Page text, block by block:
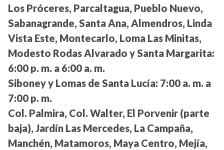
Los Próceres, Parcaltagua, Pueblo Nuevo,
Sabanagrande, Santa Ana, Almendros, Linda
Vista Este, Montecarlo, Loma Las Minitas,
Modesto Rodas Alvarado y Santa Margarita:
6:00 p. m. a 6:00 a. m.
Siboney y Lomas de Santa Lucía: 7:00 a. m. a
7:00 p. m.
Col. Palmira, Col. Walter, El Porvenir (parte
baja), Jardín Las Mercedes, La Campaña,
Manchén, Matamoros, Maya Centro, Mejía,